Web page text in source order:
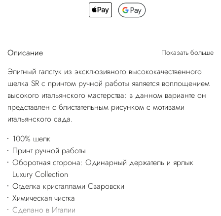
Описание Показать больше
Элитный галстук из эксклюзивного высококачественного
шелка SR с принтом ручной работы является воплощением
высокого итальянского мастерства: в данном варианте он
представлен с блистательным рисунком с мотивами
итальянского сада.
100% шелк
Принт ручной работы
Оборотная сторона: Одинарный держатель и ярлык
Luxury Collection
Отделка кристаллами Сваровски
Химическая чистка
Сделано в Италии